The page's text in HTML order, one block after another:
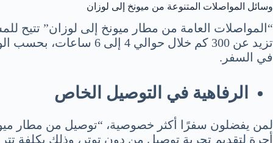
وسائل المواصلات المتنوعة من ميونخ إلى لوزان
“المواصلات العامة من مطار ميونخ إلى لوزان” تتيح
تزيد عن 300 كم خلال
في السفر.
الرفاهية في التوصيل الخاص
لمن يفضلون سفرًا أكثر خصوصية، “توصيل من مطار
أجرة لتقديم تجربة توصيل من دون توتر، وذلك بكلفة تتراوح من 250 إلى 300 يورو تقريبًا، حسب